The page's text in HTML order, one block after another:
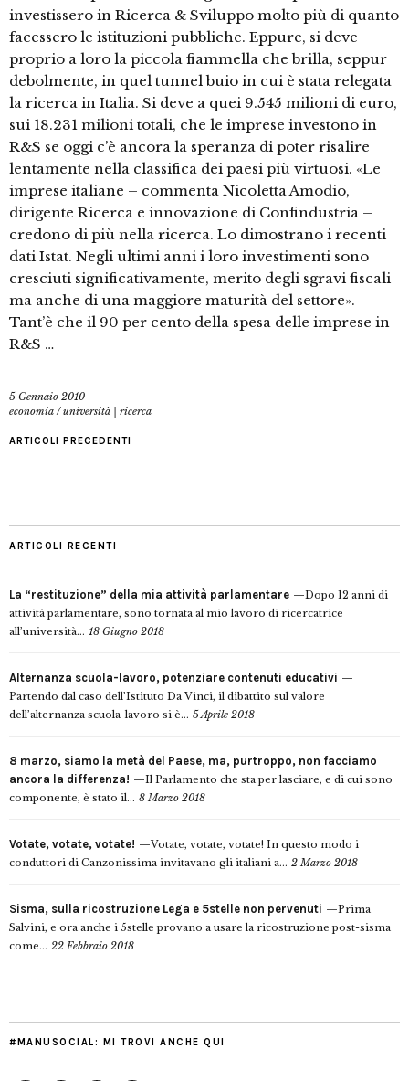
investissero in Ricerca & Sviluppo molto più di quanto
facessero le istituzioni pubbliche. Eppure, si deve
proprio a loro la piccola fiammella che brilla, seppur
debolmente, in quel tunnel buio in cui è stata relegata
la ricerca in Italia. Si deve a quei 9.545 milioni di euro,
sui 18.231 milioni totali, che le imprese investono in
R&S se oggi c’è ancora la speranza di poter risalire
lentamente nella classifica dei paesi più virtuosi. «Le
imprese italiane – commenta Nicoletta Amodio,
dirigente Ricerca e innovazione di Confindustria –
credono di più nella ricerca. Lo dimostrano i recenti
dati Istat. Negli ultimi anni i loro investimenti sono
cresciuti significativamente, merito degli sgravi fiscali
ma anche di una maggiore maturità del settore».
Tant’è che il 90 per cento della spesa delle imprese in
R&S …
5 Gennaio 2010
economia /università | ricerca
ARTICOLI PRECEDENTI
ARTICOLI RECENTI
La “restituzione” della mia attività parlamentare
Dopo 12 anni di
attività parlamentare, sono tornata al mio lavoro di ricercatrice
all’università... 18 Giugno 2018
Alternanza scuola-lavoro, potenziare contenuti educativi
Partendo dal caso dell’Istituto Da Vinci, il dibattito sul valore
dell’alternanza scuola-lavoro si è... 5 Aprile 2018
8 marzo, siamo la metà del Paese, ma, purtroppo, non facciamo
ancora la differenza!
Il Parlamento che sta per lasciare, e di cui sono
componente, è stato il... 8 Marzo 2018
Votate, votate, votate!
Votate, votate, votate! In questo modo i
conduttori di Canzonissima invitavano gli italiani a... 2 Marzo 2018
Sisma, sulla ricostruzione Lega e 5stelle non pervenuti
Prima
Salvini, e ora anche i 5stelle provano a usare la ricostruzione post-sisma
come... 22 Febbraio 2018
#MANUSOCIAL: MI TROVI ANCHE QUI